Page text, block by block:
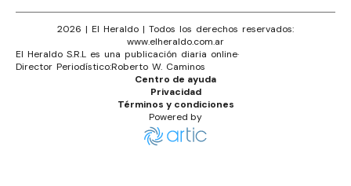
2026 | El Heraldo | Todos los derechos reservados:
www.elheraldo.com.ar
El Heraldo S.R.L es una publicación diaria online·
Director Periodístico:Roberto W. Caminos
Términos y condiciones
Privacidad
Centro de ayuda
Powered by